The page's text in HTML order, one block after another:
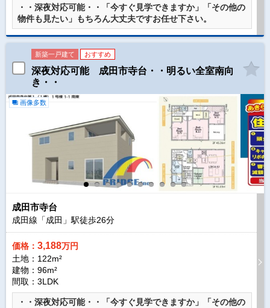
・・深夜対応可能・・「今すぐ見学できますか」「その他の
物件も見たい」もちろん大丈夫ですお任せ下さい。
新築一戸建て おすすめ
深夜対応可能 成田市寺台・・明るい全室南向
き・・
画像多数
成田市寺台
成田線「成田」駅徒歩26分
価格： 3,188万円
土地：122m²
建物：96m²
間取：3LDK
・・深夜対応可能・・「今すぐ見学できますか」「その他の